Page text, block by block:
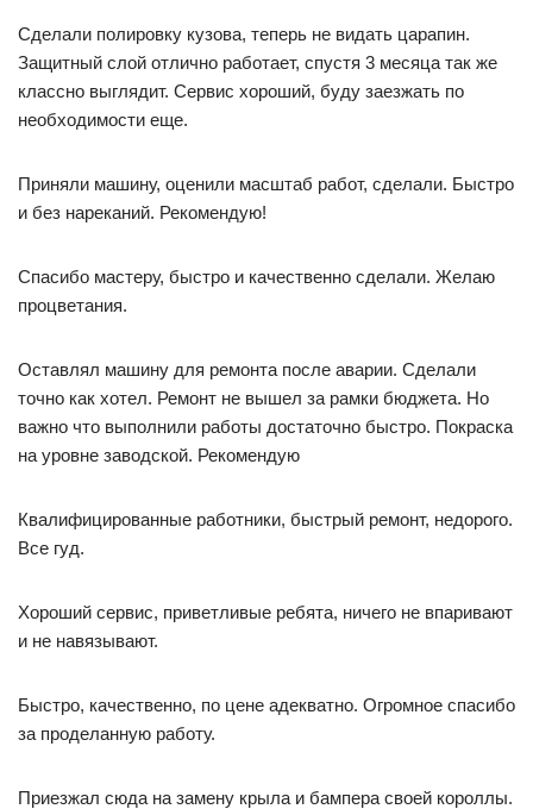
Сделали полировку кузова, теперь не видать царапин.
Защитный слой отлично работает, спустя 3 месяца так же
классно выглядит. Сервис хороший, буду заезжать по
необходимости еще.
Приняли машину, оценили масштаб работ, сделали. Быстро
и без нареканий. Рекомендую!
Спасибо мастеру, быстро и качественно сделали. Желаю
процветания.
Оставлял машину для ремонта после аварии. Сделали
точно как хотел. Ремонт не вышел за рамки бюджета. Но
важно что выполнили работы достаточно быстро. Покраска
на уровне заводской. Рекомендую
Квалифицированные работники, быстрый ремонт, недорого.
Все гуд.
Хороший сервис, приветливые ребята, ничего не впаривают
и не навязывают.
Быстро, качественно, по цене адекватно. Огромное спасибо
за проделанную работу.
Приезжал сюда на замену крыла и бампера своей короллы.